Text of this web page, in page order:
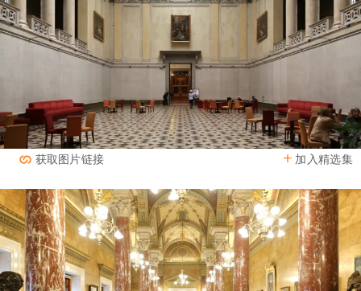
加入精选集
获取图片链接